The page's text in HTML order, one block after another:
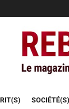
SOCIÉTÉ(S)